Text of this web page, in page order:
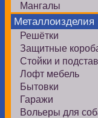
Мангалы
Металлоизделия
Решётки
Защитные
Стойки и
Лофт мебель
Бытовки
Гаражи
Вольеры для